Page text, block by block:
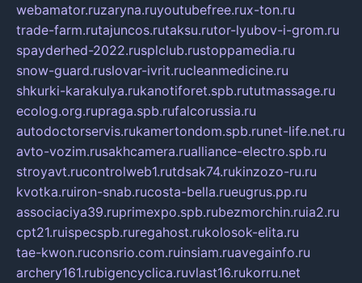
webamator.ruzaryna.ruyoutubefree.rux-ton.ru
trade-farm.rutajuncos.rutaksu.rutor-lyubov-i-grom.ru
spayderhed-2022.rusplclub.rustoppamedia.ru
snow-guard.ruslovar-ivrit.rucleanmedicine.ru
shkurki-karakulya.rukanotiforet.spb.rututmassage.ru
ecolog.org.rupraga.spb.rufalcorussia.ru
autodoctorservis.rukamertondom.spb.runet-life.net.ru
avto-vozim.rusakhcamera.rualliance-electro.spb.ru
stroyavt.rucontrolweb1.rutdsak74.rukinzozo-ru.ru
kvotka.ruiron-snab.rucosta-bella.rueugrus.pp.ru
associaciya39.ruprimexpo.spb.rubezmorchin.ruia2.ru
cpt21.ruispecspb.ruregahost.rukolosok-elita.ru
tae-kwon.ruconsrio.com.ruinsiam.ruavegainfo.ru
archery161.rubigencyclica.ruvlast16.rukorru.net